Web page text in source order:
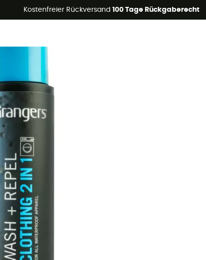
Kostenfreier Rückversand 100 Tage Rückgaberecht
-5% Extra - Code Summer5